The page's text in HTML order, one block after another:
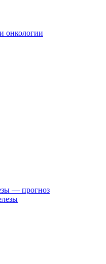
онкологии
— прогноз